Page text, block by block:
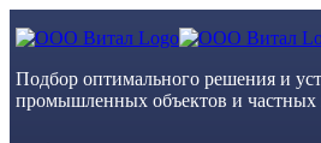
to
Подбор оптимального решения и
промышленных объектов и